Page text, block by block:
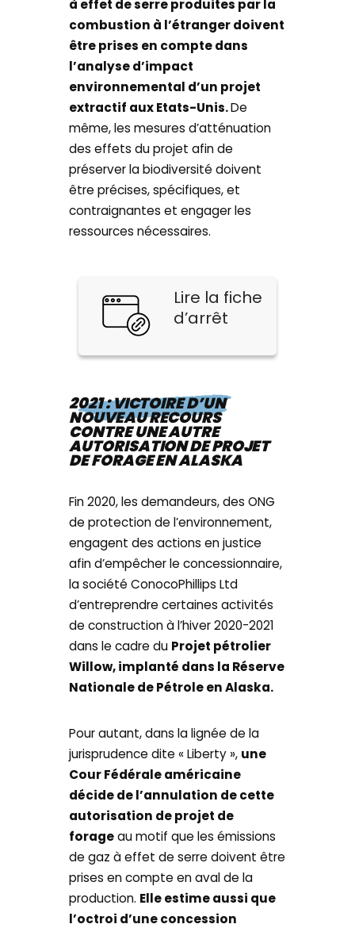
à effet de serre produites par la
combustion à l’étranger doivent
être prises en compte dans
l’analyse d’impact
environnemental d’un projet
extractif aux Etats-Unis.De
même, les mesures d’atténuation
des effets du projet afin de
préserver la biodiversité doivent
être précises, spécifiques, et
contraignantes et engager les
ressources nécessaires.
Lire la fiche
d’arrêt
2021 : VICTOIRE D’UN
NOUVEAU RECOURS
CONTRE UNE AUTRE
AUTORISATION DE PROJET
DE FORAGE EN ALASKA
Fin 2020, les demandeurs, des ONG
de protection de l’environnement,
engagent des actions en justice
afin d’empêcher le concessionnaire,
la société ConocoPhillips Ltd
d’entreprendre certaines activités
de construction à l’hiver 2020-2021
dans le cadre du Projet pétrolier
Willow, implanté dans la Réserve
Nationale de Pétrole en Alaska.
Pour autant, dans la lignée de la
jurisprudence dite « Liberty », une
Cour Fédérale américaine
décide de l’annulation de cette
autorisation de projet de
forageau motif que les émissions
de gaz à effet de serre doivent être
prises en compte en aval de la
production. Elle estime aussi que
l’octroi d’une concession